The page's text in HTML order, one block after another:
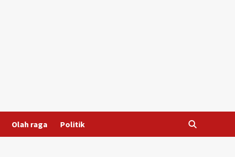
Olah raga Politik